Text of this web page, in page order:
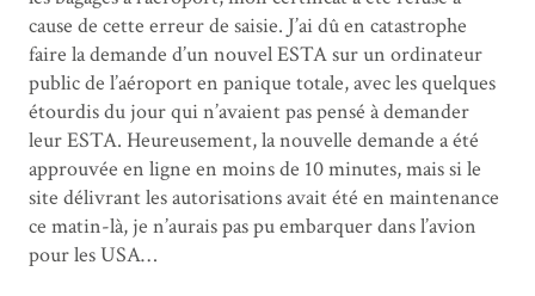
cause de cette erreur de saisie. J’ai dû en catastrophe
faire la demande d’un nouvel ESTA sur un ordinateur
public de l’aéroport en panique totale, avec les quelques
étourdis du jour qui n’avaient pas pensé à demander
leur ESTA. Heureusement, la nouvelle demande a été
approuvée en ligne en moins de 10 minutes, mais si le
site délivrant les autorisations avait été en maintenance
ce matin-là, je n’aurais pas pu embarquer dans l’avion
pour les USA…